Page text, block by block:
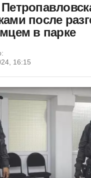
после
в парке
16:15